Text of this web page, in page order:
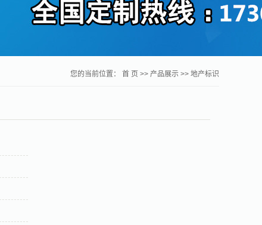
您的当前位置： 首 页 >> 产品展示 >> 地产标识